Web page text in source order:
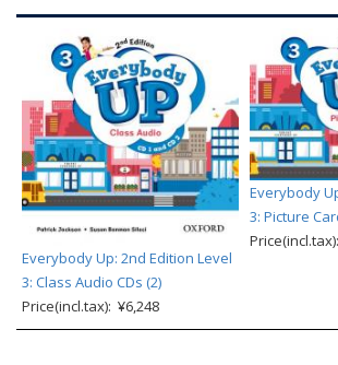
Everybody Up: 2nd Edition Level
3: Class Audio CDs (2)
Price(incl.tax): ¥6,248
Everybody
3: Picture